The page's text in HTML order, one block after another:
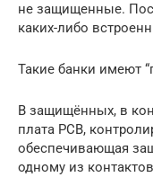
не защищенные.
каких-либо
Такие банки имеют
В защищённых, в
плата PCB,
обеспечивающая
одному из